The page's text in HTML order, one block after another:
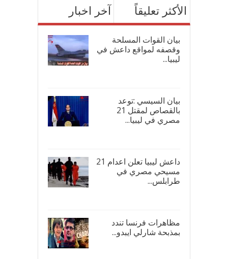
آخر اخبار الأكثر تعليقاً
بيان القوات المسلحة
وقصفه لمواقع داعش في
ليبيا...
بيان السيسي :توعد
بالقصاص لمقتل 21
مصري في ليبيا...
داعش ليبيا تعلن اعدام 21
مسيحي مصري في
طرابلس...
مظاهرات فرنسا تندد
بمذبحة شارلي ايبدو...